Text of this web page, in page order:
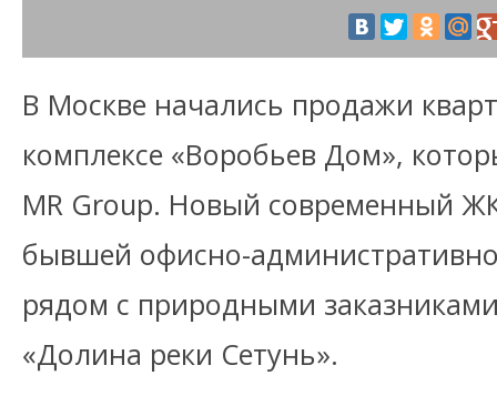
В Москве начались продажи
комплексе «Воробьев Дом»,
MR Group. Новый современный
бывшей офисно-
рядом с природными
«Долина реки Сетунь».